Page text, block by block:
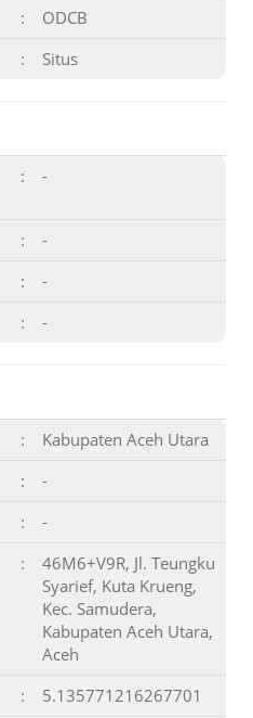
:
ODCB
: Situs
: -
:
-
:
-
: -
:
Kabupaten Aceh Utara
:
-
:
-
:
46M6+V9R, Jl. Teungku
Syarief, Kuta Krueng,
Kec. Samudera,
Kabupaten Aceh Utara,
Aceh
:
5.135771216267701